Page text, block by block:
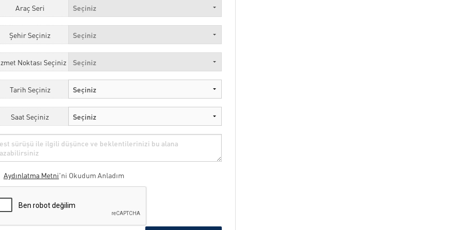
Araç Seri
Şehir Seçiniz
Noktası Seçiniz
Tarih Seçiniz
Saat Seçiniz
Aydınlatma Metni'ni Okudum Anladım